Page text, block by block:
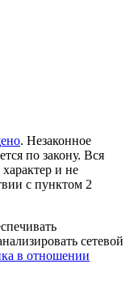
. Незаконное
по закону. Вся
и не
с пунктом 2
сетевой
в отношении